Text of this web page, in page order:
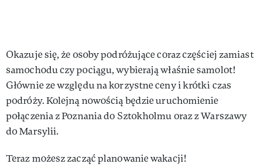
Okazuje się, że osoby podróżujące coraz częściej zamiast
samochodu czy pociągu, wybierają właśnie samolot!
Głównie ze względu na korzystne ceny i krótki czas
podróży. Kolejną nowością będzie uruchomienie
połączenia z Poznania do Sztokholmu oraz z Warszawy
do Marsylii.
Teraz możesz zacząć planowanie wakacji!